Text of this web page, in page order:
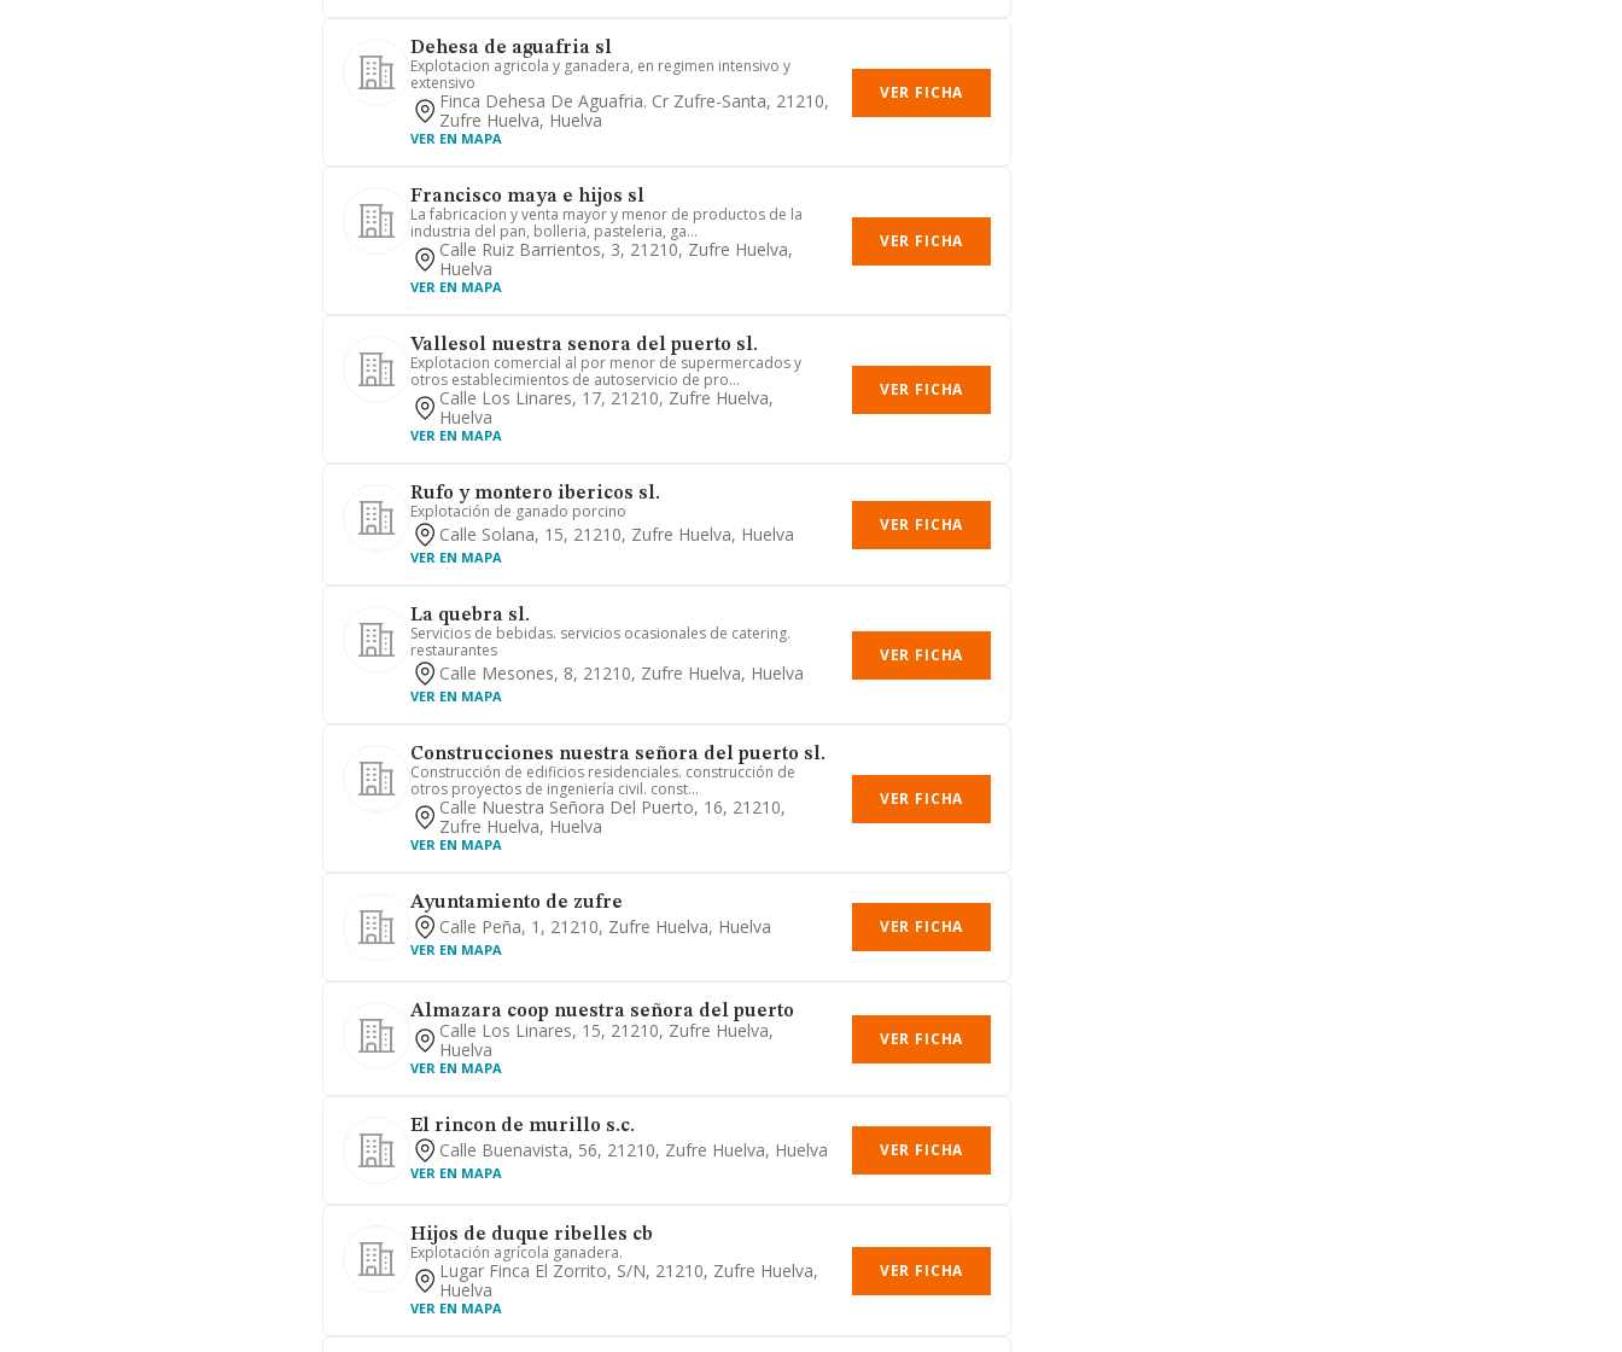
Dehesa de aguafria sl
Explotacion agricola y ganadera, en regimen intensivo y
extensivo
Finca Dehesa De Aguafria. Cr Zufre-Santa, 21210,
Zufre Huelva, Huelva
VER EN MAPA
VER FICHA
Francisco maya e hijos sl
La fabricacion y venta mayor y menor de productos de la
industria del pan, bolleria, pasteleria, ga...
Calle Ruiz Barrientos, 3, 21210, Zufre Huelva,
Huelva
VER EN MAPA
VER FICHA
Vallesol nuestra senora del puerto sl.
Explotacion comercial al por menor de supermercados y
otros establecimientos de autoservicio de pro...
Calle Los Linares, 17, 21210, Zufre Huelva,
Huelva
VER EN MAPA
VER FICHA
Rufo y montero ibericos sl.
Explotación de ganado porcino
Calle Solana, 15, 21210, Zufre Huelva, Huelva
VER EN MAPA
VER FICHA
La quebra sl.
Servicios de bebidas. servicios ocasionales de catering.
restaurantes
Calle Mesones, 8, 21210, Zufre Huelva, Huelva
VER EN MAPA
VER FICHA
Construcciones nuestra señora del puerto sl.
Construcción de edificios residenciales. construcción de
otros proyectos de ingeniería civil. const...
Calle Nuestra Señora Del Puerto, 16, 21210,
Zufre Huelva, Huelva
VER EN MAPA
VER FICHA
Ayuntamiento de zufre
Calle Peña, 1, 21210, Zufre Huelva, Huelva
VER EN MAPA
VER FICHA
Almazara coop nuestra señora del puerto
Calle Los Linares, 15, 21210, Zufre Huelva,
Huelva
VER EN MAPA
VER FICHA
El rincon de murillo s.c.
Calle Buenavista, 56, 21210, Zufre Huelva, Huelva
VER EN MAPA
VER FICHA
Hijos de duque ribelles cb
Explotación agrícola ganadera.
Lugar Finca El Zorrito, S/n, 21210, Zufre Huelva,
Huelva
VER EN MAPA
VER FICHA